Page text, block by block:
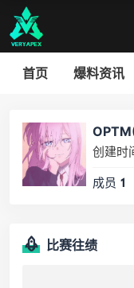
首页 爆料资讯
创建时
成员 1
比赛往绩